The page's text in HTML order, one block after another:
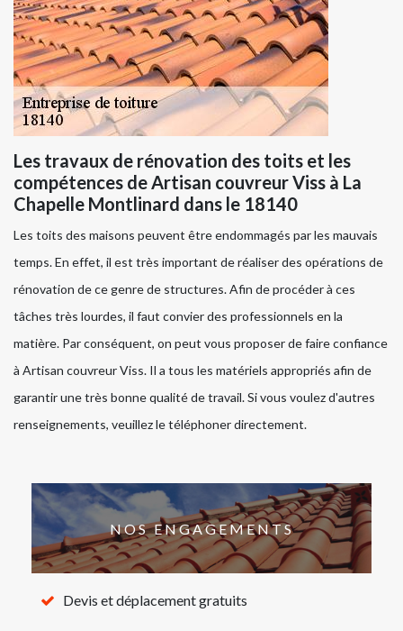
Les travaux de rénovation des toits et les
compétences de Artisan couvreur Viss à La
Chapelle Montlinard dans le 18140
Les toits des maisons peuvent être endommagés par les mauvais
temps. En effet, il est très important de réaliser des opérations de
rénovation de ce genre de structures. Afin de procéder à ces
tâches très lourdes, il faut convier des professionnels en la
matière. Par conséquent, on peut vous proposer de faire confiance
à Artisan couvreur Viss. Il a tous les matériels appropriés afin de
garantir une très bonne qualité de travail. Si vous voulez d'autres
renseignements, veuillez le téléphoner directement.
NOS ENGAGEMENTS
Devis et déplacement gratuits